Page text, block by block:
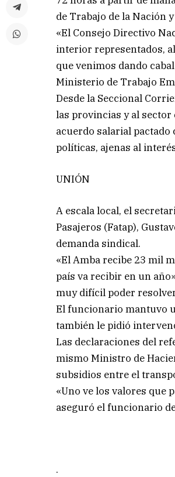
de Trabajo de la Nación
«El Consejo Directivo
interior representados,
que venimos dando
Ministerio de Trabajo
Desde la Seccional
las provincias y al
acuerdo salarial
políticas, ajenas al
UNIÓN
A escala local, el
Pasajeros (Fatap),
demanda sindical.
«El Amba recibe 23 mil
país va recibir en un
muy difícil poder
El funcionario mantuvo
también le pidió
Las declaraciones del
mismo Ministro de
subsidios entre el
«Uno ve los valores que
aseguró el funcionario
.